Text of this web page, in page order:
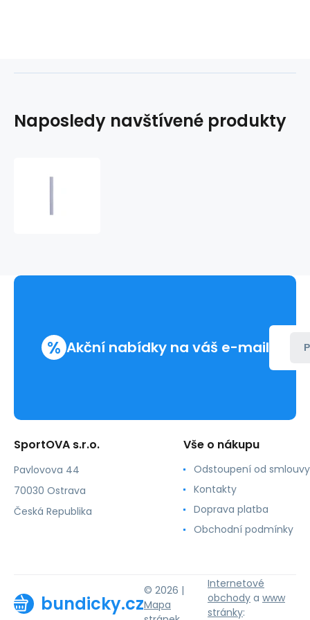
Naposledy navštívené produkty
% Akční nabídky na váš e-mail
SportOVA s.r.o.
Pavlovova 44
70030 Ostrava
Česká Republika
Vše o nákupu
Odstoupení od smlouvy
Kontakty
Doprava platba
Obchodní podmínky
bundicky.cz
© 2026 |
Mapa
Internetové
obchody a www
stránky: